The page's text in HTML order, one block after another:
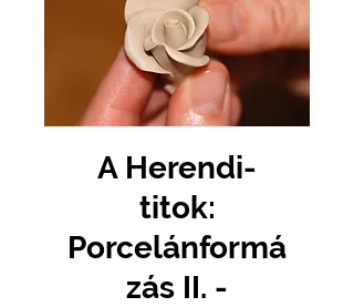
A Herendi-
titok:
Porcelánformá
zás II. -